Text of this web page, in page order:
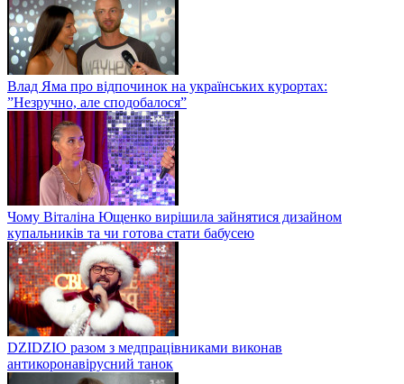
Влад Яма про відпочинок на українських курортах:
”Незручно, але сподобалося”
Чому Віталіна Ющенко вирішила зайнятися дизайном
купальників та чи готова стати бабусею
DZIDZIO разом з медпрацівниками виконав
антикоронавірусний танок